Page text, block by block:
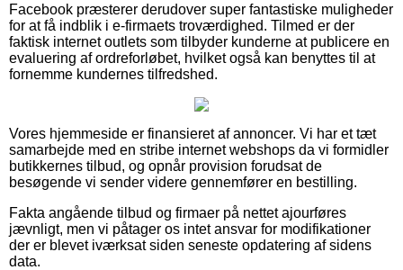
Facebook præsterer derudover super fantastiske muligheder
for at få indblik i e-firmaets troværdighed. Tilmed er der
faktisk internet outlets som tilbyder kunderne at publicere en
evaluering af ordreforløbet, hvilket også kan benyttes til at
fornemme kundernes tilfredshed.
Vores hjemmeside er finansieret af annoncer. Vi har et tæt
samarbejde med en stribe internet webshops da vi formidler
butikkernes tilbud, og opnår provision forudsat de
besøgende vi sender videre gennemfører en bestilling.
Fakta angående tilbud og firmaer på nettet ajourføres
jævnligt, men vi påtager os intet ansvar for modifikationer
der er blevet iværksat siden seneste opdatering af sidens
data.